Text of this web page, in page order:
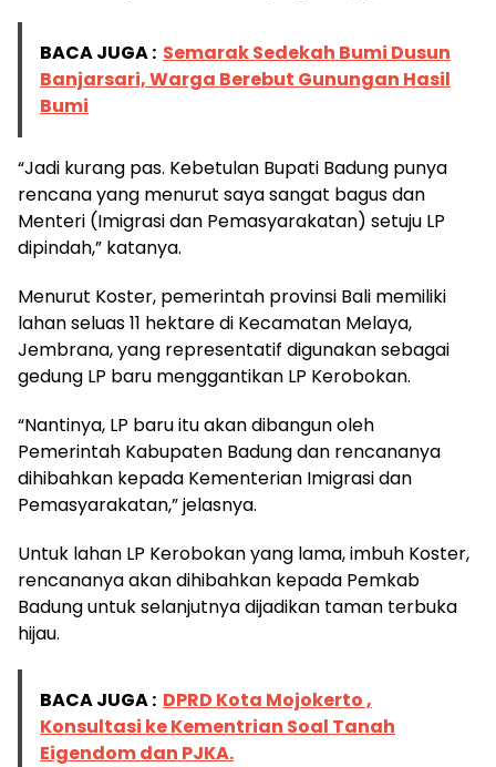
BACA JUGA : Semarak Sedekah Bumi Dusun
Banjarsari, Warga Berebut Gunungan Hasil
Bumi
“Jadi kurang pas. Kebetulan Bupati Badung punya
rencana yang menurut saya sangat bagus dan
Menteri (Imigrasi dan Pemasyarakatan) setuju LP
dipindah,” katanya.
Menurut Koster, pemerintah provinsi Bali memiliki
lahan seluas 11 hektare di Kecamatan Melaya,
Jembrana, yang representatif digunakan sebagai
gedung LP baru menggantikan LP Kerobokan.
“Nantinya, LP baru itu akan dibangun oleh
Pemerintah Kabupaten Badung dan rencananya
dihibahkan kepada Kementerian Imigrasi dan
Pemasyarakatan,” jelasnya.
Untuk lahan LP Kerobokan yang lama, imbuh Koster,
rencananya akan dihibahkan kepada Pemkab
Badung untuk selanjutnya dijadikan taman terbuka
hijau.
BACA JUGA : DPRD Kota Mojokerto ,
Konsultasi ke Kementrian Soal Tanah
Eigendom dan PJKA.